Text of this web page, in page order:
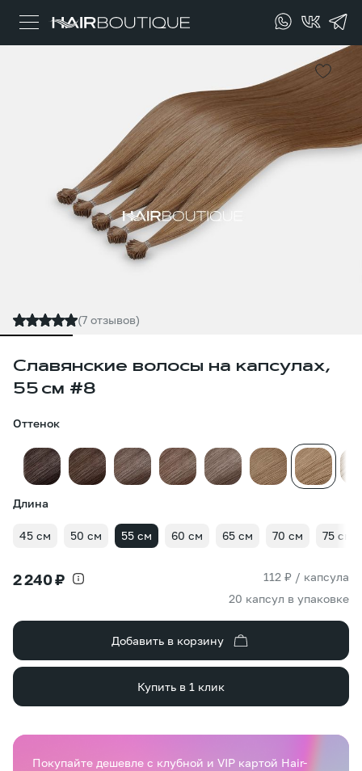
(7 отзывов)
Славянские волосы на капсулах,
55 см #8
Оттенок
Длина
45 см 50 см 55 см 60 см 65 см 70 см 75 см
2 240 ₽
112 ₽ / капсула
20 капсул в упаковке
Добавить в корзину
Купить в 1 клик
Покупайте дешевле с клубной и VIP картой Hair-